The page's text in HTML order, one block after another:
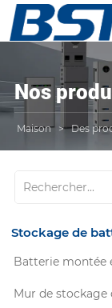
Nos
Maison > Des
Stockage de
Batterie montée
Mur de stockage